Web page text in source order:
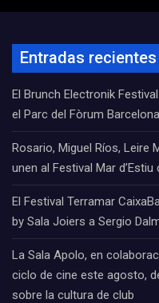
entradas
Entradas recientes
El Brunch Electronik
el Parc del Fòrum
Rosario, Miguel Ríos, Leire
unen al Festival Mar
El Festival Terramar
by Sala Joiers a Sergio
La Sala Apolo, en
ciclo de cine este agosto,
sobre la cultura de club